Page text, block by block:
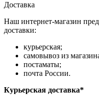
Доставка
Наш интернет-магазин
доставки:
курьерская;
самовывоз из
постаматы;
почта России.
Курьерская доставка*